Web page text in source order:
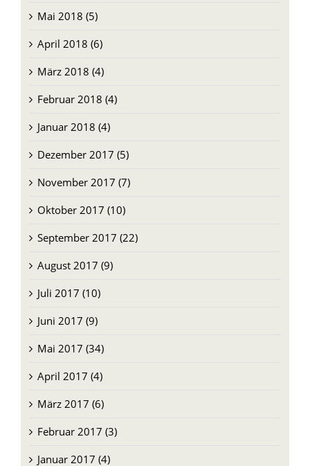
Juni 2018 (10)
Mai 2018 (5)
April 2018 (6)
März 2018 (4)
Februar 2018 (4)
Januar 2018 (4)
Dezember 2017 (5)
November 2017 (7)
Oktober 2017 (10)
September 2017 (22)
August 2017 (9)
Juli 2017 (10)
Juni 2017 (9)
Mai 2017 (34)
April 2017 (4)
März 2017 (6)
Februar 2017 (3)